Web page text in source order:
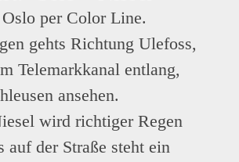
per Color Line.
gehts Richtung Ulefoss,
Telemarkkanal entlang,
ansehen.
wird richtiger Regen
auf der Straße steht ein